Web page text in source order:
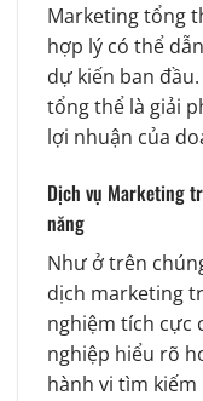
Marketing tổng
hợp lý có thể
dự kiến ban
tổng thể là giải
lợi nhuận của
Dịch vụ Marketing
năng
Như ở trên
dịch marketing
nghiệm tích cực
nghiệp hiểu rõ
hành vi tìm